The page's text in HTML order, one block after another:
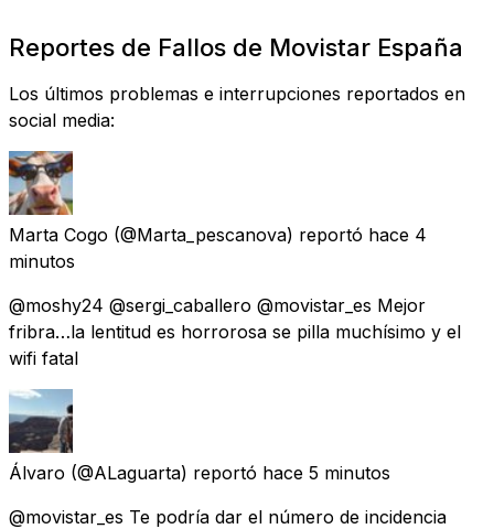
Reportes de Fallos de Movistar España
Los últimos problemas e interrupciones reportados en
social media:
Marta Cogo (@Marta_pescanova) reportó hace 4
minutos
@moshy24 @sergi_caballero @movistar_es Mejor
fribra…la lentitud es horrorosa se pilla muchísimo y el
wifi fatal
Álvaro (@ALaguarta) reportó hace 5 minutos
@movistar_es Te podría dar el número de incidencia